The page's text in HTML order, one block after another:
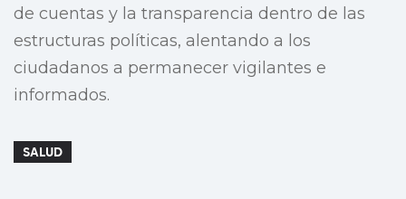
de cuentas y la transparencia dentro de las
estructuras políticas, alentando a los
ciudadanos a permanecer vigilantes e
informados.
SALUD